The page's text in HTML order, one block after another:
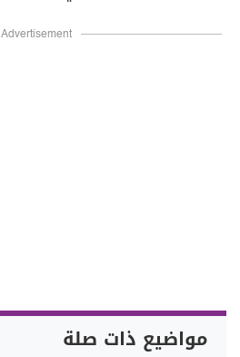
Advertisement
مواضيع ذات صلة